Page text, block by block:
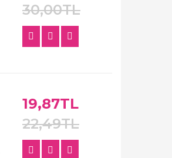
30,00TL
19,87TL
22,49TL